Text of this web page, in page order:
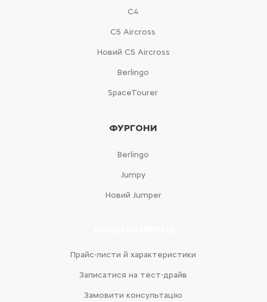
С4
С5 Aircross
Новий С5 Aircross
Berlingo
SpaceTourer
ФУРГОНИ
Berlingo
Jumpy
Новий Jumper
Прайс-листи й характеристики
Записатися на тест-драйв
Замовити консультацію